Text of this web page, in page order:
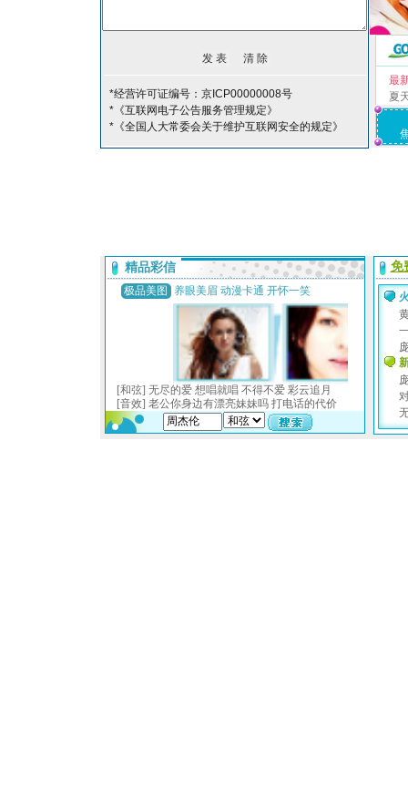
*经营许可证编号：京ICP00000008号
*《互联网电子公告服务管理规定》
*《全国人大常委会关于维护互联网安全的规定》
最
夏